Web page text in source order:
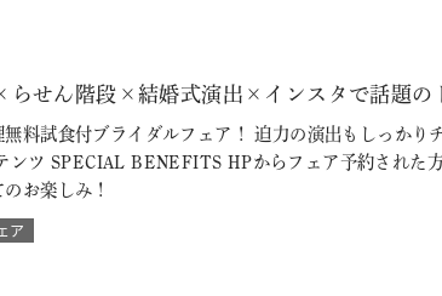
せん階段×結婚式演出×インスタで話題の
料試食付ブライダルフェア！ 迫力の演出もしっかり
ンツ SPECIAL BENEFITS HPからフェア予約された
お楽しみ！
ア